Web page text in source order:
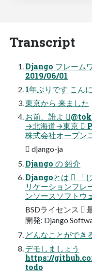
Transcript
Django フレーム
2019/06/01
1年ぶりです こん
東京から 来ました
お前、誰よ
→北海道→東京 
株式会社オープン
 django-ja
Django の 紹介
Djangoとは  「
リケーションフ
ンソースソフトウ
BSDライセンス 
開発: Django
どんなことができ
デモしましょう
https://
todo